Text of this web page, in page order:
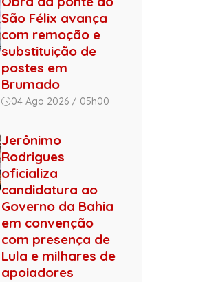
São Félix avança
com remoção e
substituição de
postes em
Brumado
04 Ago 2026 / 05h00
Jerônimo
Rodrigues
oficializa
candidatura ao
Governo da Bahia
em convenção
com presença de
Lula e milhares de
apoiadores